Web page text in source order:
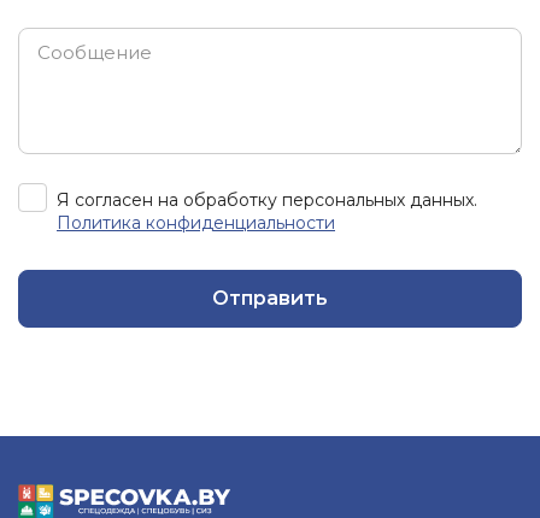
Я согласен на обработку персональных данных.
Политика конфиденциальности
Отправить